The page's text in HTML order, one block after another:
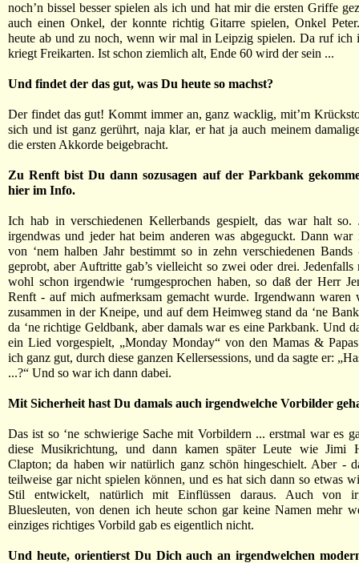
noch’n bissel besser spielen als ich und hat mir die ersten Griffe
auch einen Onkel, der konnte richtig Gitarre spielen, Onkel
heute ab und zu noch, wenn wir mal in Leipzig spielen. Da ruf ich
kriegt Freikarten. Ist schon ziemlich alt, Ende 60 wird der sein ...
Und findet der das gut, was Du heute so machst?
Der findet das gut! Kommt immer an, ganz wacklig, mit’m
sich und ist ganz gerührt, naja klar, er hat ja auch meinem
die ersten Akkorde beigebracht.
Zu Renft bist Du dann sozusagen auf der Parkbank
hier im Info.
Ich hab in verschiedenen Kellerbands gespielt, das war halt so.
irgendwas und jeder hat beim anderen was abgeguckt. Dann war
von ‘nem halben Jahr bestimmt so in zehn verschiedenen
geprobt, aber Auftritte gab’s vielleicht so zwei oder drei. Jedenfalls
wohl schon irgendwie ‘rumgesprochen haben, so daß der Herr
Renft - auf mich aufmerksam gemacht wurde. Irgendwann waren
zusammen in der Kneipe, und auf dem Heimweg stand da ‘ne
da ‘ne richtige Geldbank, aber damals war es eine Parkbank. Und
ein Lied vorgespielt, „Monday Monday“ von den Mamas &
ich ganz gut, durch diese ganzen Kellersessions, und da sagte er:
...?“ Und so war ich dann dabei.
Mit Sicherheit hast Du damals auch irgendwelche Vorbilder
Das ist so ‘ne schwierige Sache mit Vorbildern ... erstmal war es
diese Musikrichtung, und dann kamen später Leute wie Jimi
Clapton; da haben wir natürlich ganz schön hingeschielt. Aber -
teilweise gar nicht spielen können, und es hat sich dann so etwas
Stil entwickelt, natürlich mit Einflüssen daraus. Auch von
Bluesleuten, von denen ich heute schon gar keine Namen mehr
einziges richtiges Vorbild gab es eigentlich nicht.
Und heute, orientierst Du Dich auch an irgendwelchen